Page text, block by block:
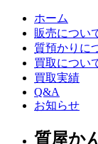
ホーム
販売につい
質預かりに
買取につい
買取実績
Q&A
お知らせ
質屋か